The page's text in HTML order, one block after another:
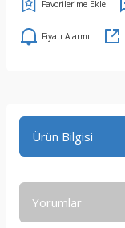
Fiyatı Alarmı
Ürün Bilgisi
Yorumlar